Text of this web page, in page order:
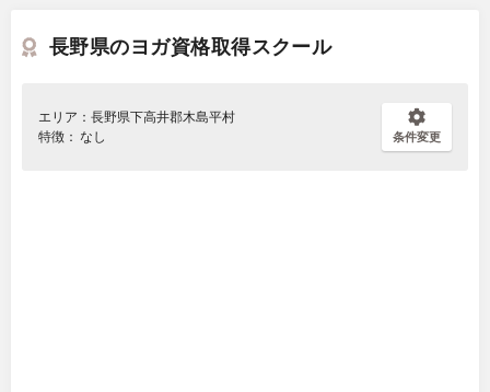
長野県のヨガ資格取得スクール
エリア：長野県下高井郡木島平村
特徴： なし
条件変更